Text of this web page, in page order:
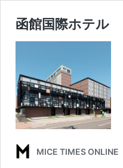
函館国際ホテル
MICE TIMES ONLINE